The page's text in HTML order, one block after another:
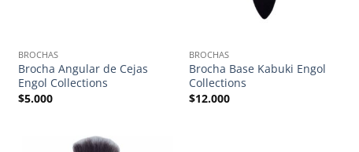
BROCHAS
Brocha Angular de Cejas
Engol Collections
$5.000
BROCHAS
Brocha Base Kabuki Engol
Collections
$12.000